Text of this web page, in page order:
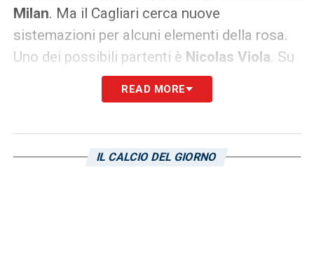
Milan. Ma il Cagliari cerca nuove
sistemazioni per alcuni elementi della rosa.
Uno dei possibili partenti è Nicolas Viola. Su
di lui c’è tanto mercato in Serie B. Un altro
possibile partente èElio Capradossi
salutare la Sardegna. Su di lui ci sono
READ MORE
IL CALCIO DEL GIORNO